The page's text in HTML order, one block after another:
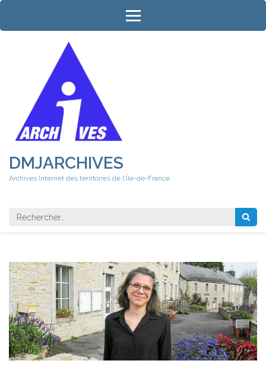
Aller
contenu
DMJARCHIVES
Archives Internet des territoires de l'Île-de-France
Rechercher